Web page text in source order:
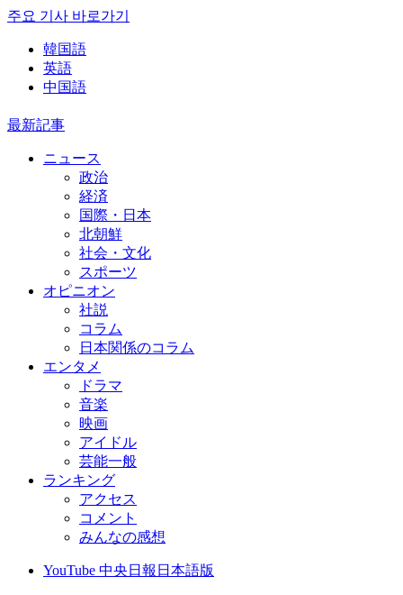
주요 기사 바로가기
韓国語
英語
中国語
最新記事
ニュース
政治
経済
国際・日本
北朝鮮
社会・文化
スポーツ
オピニオン
社説
コラム
日本関係のコラム
エンタメ
ドラマ
音楽
映画
アイドル
芸能一般
ランキング
アクセス
コメント
みんなの感想
YouTube 中央日報日本語版